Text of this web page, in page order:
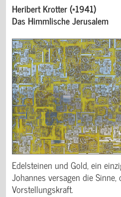
Heribert Krotter (*1941)
Das Himmlische Jerusalem
Edelsteinen und Gold, ein
Johannes versagen die
Vorstellungskraft.